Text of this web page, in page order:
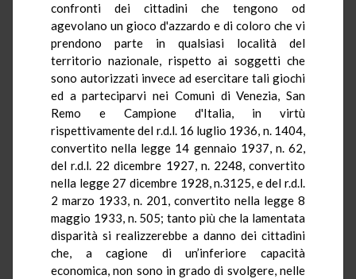
confronti dei cittadini che tengono od
agevolano un gioco d'azzardo e di coloro che vi
prendono parte in qualsiasi località del
territorio nazionale, rispetto ai soggetti che
sono autorizzati invece ad esercitare tali giochi
ed a parteciparvi nei Comuni di Venezia, San
Remo e Campione d'Italia, in virtù
rispettivamente del r.d.l. 16 luglio 1936, n. 1404,
convertito nella legge 14 gennaio 1937, n. 62,
del r.d.l. 22 dicembre 1927, n. 2248, convertito
nella legge 27 dicembre 1928, n.3125, e del r.d.l.
2 marzo 1933, n. 201, convertito nella legge 8
maggio 1933, n. 505; tanto più che la lamentata
disparità si realizzerebbe a danno dei cittadini
che, a cagione di un’inferiore capacità
economica, non sono in grado di svolgere, nelle